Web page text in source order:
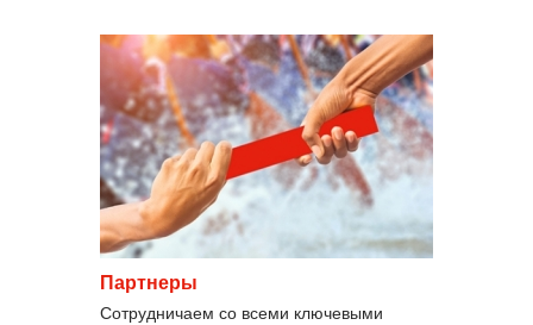
Партнеры
Сотрудничаем со всеми ключевыми